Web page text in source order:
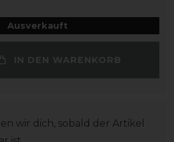
Ausverkauft
IN DEN WARENKORB
wir dich, sobald der Artikel